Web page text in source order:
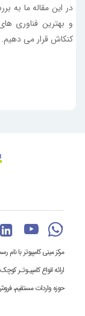
کنکاش قرار می
ارائه انواع کامپیـوتـر
حوزه واردات مستقیم،